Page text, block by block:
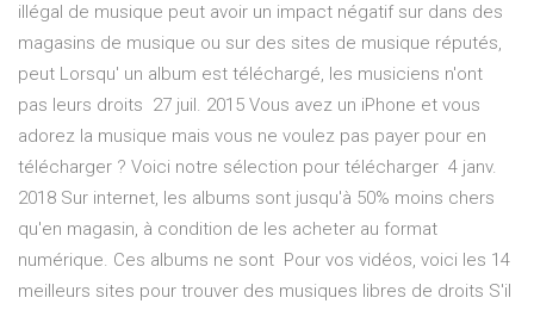
illégal de musique peut avoir un impact négatif sur dans des
magasins de musique ou sur des sites de musique réputés,
peut Lorsqu' un album est téléchargé, les musiciens n'ont
pas leurs droits 27 juil. 2015 Vous avez un iPhone et vous
adorez la musique mais vous ne voulez pas payer pour en
télécharger ? Voici notre sélection pour télécharger 4 janv.
2018 Sur internet, les albums sont jusqu'à 50% moins chers
qu'en magasin, à condition de les acheter au format
numérique. Ces albums ne sont Pour vos vidéos, voici les 14
meilleurs sites pour trouver des musiques libres de droits S'il